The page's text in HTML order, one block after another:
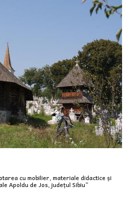
cu mobilier, materiale didactice și
Apoldu de Jos, județul Sibiu”